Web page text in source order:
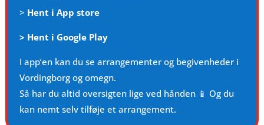
> Hent i App store
> Hent i Google Play
I app’en kan du se arrangementer og begivenheder i
Vordingborg og omegn.
Så har du altid oversigten lige ved hånden 📱 Og du
kan nemt selv tilføje et arrangement.